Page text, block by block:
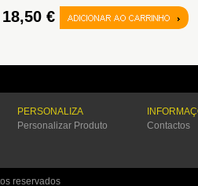
PERSONALIZA
Personalizar Produto
Contactos
reservados